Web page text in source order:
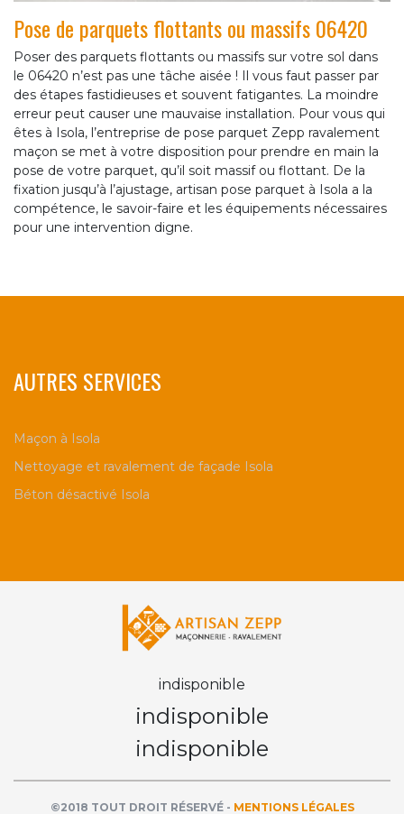
Pose de parquets flottants ou massifs 06420
Poser des parquets flottants ou massifs sur votre sol dans
le 06420 n’est pas une tâche aisée ! Il vous faut passer par
des étapes fastidieuses et souvent fatigantes. La moindre
erreur peut causer une mauvaise installation. Pour vous qui
êtes à Isola, l’entreprise de pose parquet Zepp ravalement
maçon se met à votre disposition pour prendre en main la
pose de votre parquet, qu’il soit massif ou flottant. De la
fixation jusqu’à l’ajustage, artisan pose parquet à Isola a la
compétence, le savoir-faire et les équipements nécessaires
pour une intervention digne.
AUTRES SERVICES
Maçon à Isola
Nettoyage et ravalement de façade Isola
Béton désactivé Isola
indisponible
indisponible
indisponible
©2018 TOUT DROIT RÉSERVÉ - MENTIONS LÉGALES